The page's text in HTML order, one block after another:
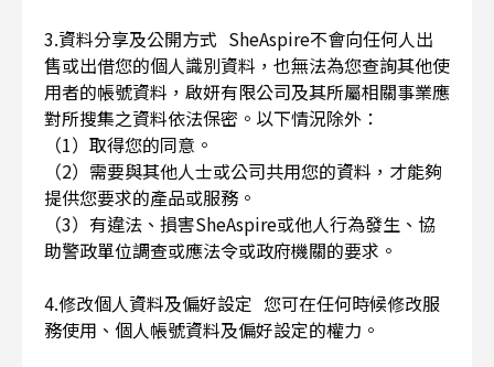
3.資料分享及公開方式 SheAspire不會向任何人出
售或出借您的個人識別資料，也無法為您查詢其他使
用者的帳號資料，啟妍有限公司及其所屬相關事業應
對所搜集之資料依法保密。以下情況除外：
（1）取得您的同意。
（2）需要與其他人士或公司共用您的資料，才能夠
提供您要求的產品或服務。
（3）有違法、損害SheAspire或他人行為發生、協
助警政單位調查或應法令或政府機關的要求。
4.修改個人資料及偏好設定 您可在任何時候修改服
務使用、個人帳號資料及偏好設定的權力。